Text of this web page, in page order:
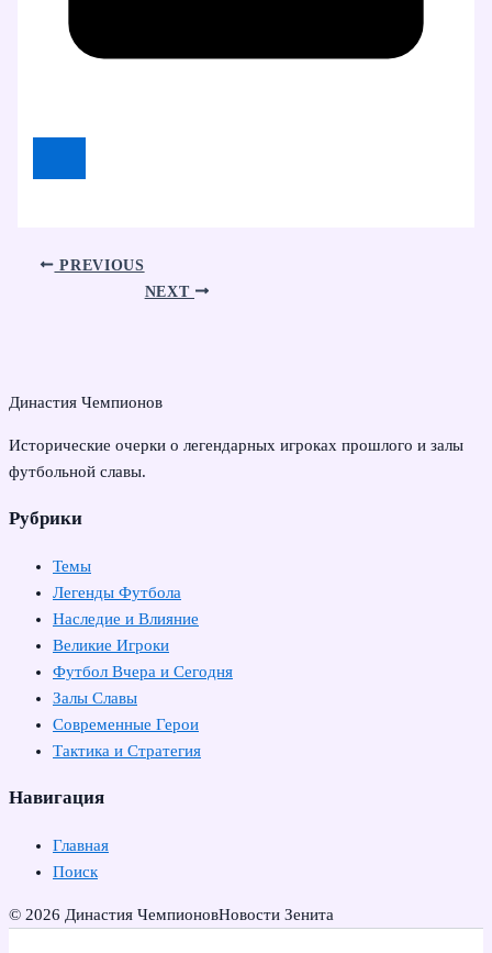
PREVIOUS
NEXT
Династия Чемпионов
Исторические очерки о легендарных игроках прошлого и залы
футбольной славы.
Рубрики
Темы
Легенды Футбола
Наследие и Влияние
Великие Игроки
Футбол Вчера и Сегодня
Залы Славы
Современные Герои
Тактика и Стратегия
Навигация
Главная
Поиск
© 2026 Династия ЧемпионовНовости Зенита